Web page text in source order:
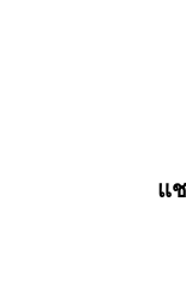
แ